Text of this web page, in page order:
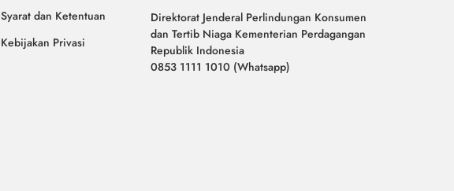
Syarat dan Ketentuan
Kebijakan Privasi
Direktorat Jenderal Perlindungan Konsumen
dan Tertib Niaga Kementerian Perdagangan
Republik Indonesia
0853 1111 1010 (Whatsapp)